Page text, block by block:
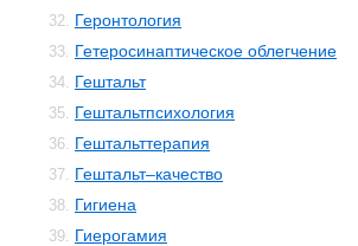
32. Геронтология
33. Гетеросинаптическое облегчение
34. Гештальт
35. Гештальтпсихология
36. Гештальттерапия
37. Гештальт–качество
38. Гигиена
39. Гиерогамия